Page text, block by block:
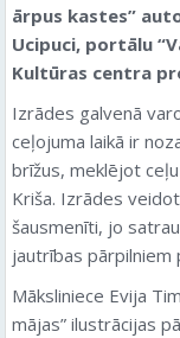
ārpus kastes”
Ucipuci, portālu
Kultūras centra
Izrādes galvenā
ceļojuma laikā ir
brīžus, meklējot
Kriša. Izrādes
šausmenīti, jo
jautrības pārpilniem
Māksliniece Evija
mājas” ilustrācijas